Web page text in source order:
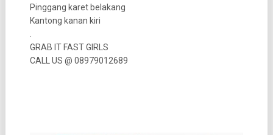
Pinggang karet belakang
Kantong kanan kiri
GRAB IT FAST GIRLS
CALL US @ 08979012689